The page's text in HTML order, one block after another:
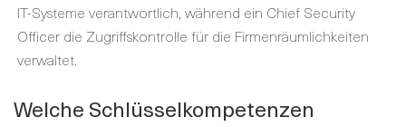
IT-Systeme verantwortlich, während ein Chief Security
Officer die Zugriffskontrolle für die Firmenräumlichkeiten
verwaltet.
Welche Schlüsselkompetenzen